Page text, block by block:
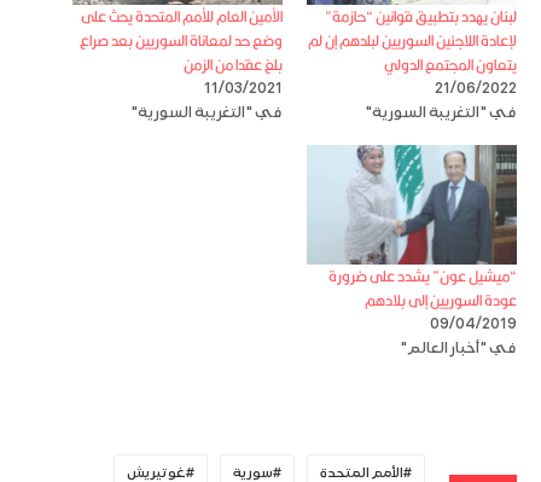
لبنان يهدد بتطبيق قوانين “حازمة”
لإعادة اللاجئين السوريين لبلدهم إن لم
يتعاون المجتمع الدولي
21/06/2022
في "التغريبة السورية"
الأمين العام للأمم المتحدة يحث على
وضع حد لمعاناة السوريين بعد صراع
بلغ عقدا من الزمن
11/03/2021
في "التغريبة السورية"
“ميشيل عون” يشدد على ضرورة
عودة السوريين إلى بلادهم
09/04/2019
في "أخبار العالم"
الأمم المتحدة سورية غوتيريش